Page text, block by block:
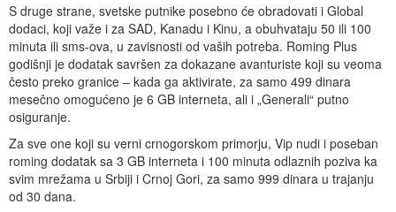
S druge strane, svetske putnike posebno će obradovati i Global
dodaci, koji važe i za SAD, Kanadu i Kinu, a obuhvataju 50 ili 100
minuta ili sms-ova, u zavisnosti od vaših potreba. Roming Plus
godišnji je dodatak savršen za dokazane avanturiste koji su veoma
često preko granice – kada ga aktivirate, za samo 499 dinara
mesečno omogućeno je 6 GB interneta, ali i „Generali“ putno
osiguranje.
Za sve one koji su verni crnogorskom primorju, Vip nudi i poseban
roming dodatak sa 3 GB interneta i 100 minuta odlaznih poziva ka
svim mrežama u Srbiji i Crnoj Gori, za samo 999 dinara u trajanju
od 30 dana.